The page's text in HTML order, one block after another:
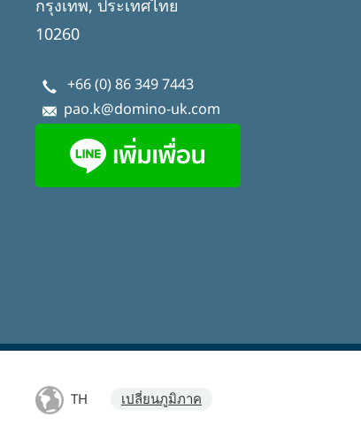
กรุงเทพ, ประเทศไทย
10260
+66 (0) 86 349 7443
pao.k@domino-uk.com
TH เปลี่ยนภูมิภาค